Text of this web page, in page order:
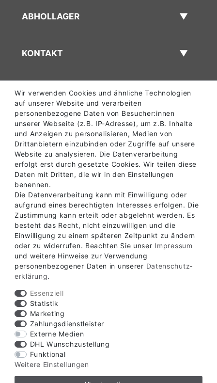
ABHOLLAGER
KONTAKT
Verfügbare Zahlungsarten
Verfügbare Versandarten
Wir verwenden Cookies und ähnliche Technologien
auf unserer Website und verarbeiten
personenbezogene Daten von Besucher:innen
unserer Webseite (z.B. IP-Adresse), um z.B. Inhalte
und Anzeigen zu personalisieren, Medien von
Drittanbietern einzubinden oder Zugriffe auf unsere
Website zu analysieren. Die Datenverarbeitung
erfolgt erst durch gesetzte Cookies. Wir teilen diese
Daten mit Dritten, die wir in den Einstellungen
benennen.
Die Datenverarbeitung kann mit Einwilligung oder
aufgrund eines berechtigten Interesses erfolgen. Die
Zustimmung kann erteilt oder abgelehnt werden. Es
besteht das Recht, nicht einzuwilligen und die
Einwilligung zu einem späteren Zeitpunkt zu ändern
oder zu widerrufen. Beachten Sie unser Impressum
und weitere Hinweise zur Verwendung
personenbezogener Daten in unserer Daten­schutz­
erklärung.
Essenziell
Statistik
Marketing
Zahlungsdienstleister
Externe Medien
DHL Wunschzustellung
Funktional
Weitere Einstellungen